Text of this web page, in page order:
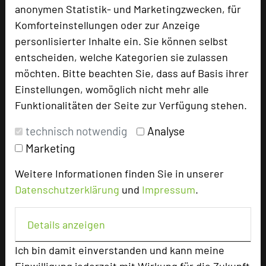
anonymen Statistik- und Marketingzwecken, für
Komforteinstellungen oder zur Anzeige
personlisierter Inhalte ein. Sie können selbst
entscheiden, welche Kategorien sie zulassen
möchten. Bitte beachten Sie, dass auf Basis ihrer
Einstellungen, womöglich nicht mehr alle
Funktionalitäten der Seite zur Verfügung stehen.
technisch notwendig
Analyse
Marketing
Weitere Informationen finden Sie in unserer
Datenschutzerklärung und Impressum.
Details anzeigen
Ich bin damit einverstanden und kann meine
Tagungsleiter
Hotel bewerten
Hoteldaten
Max. Tagungskapazität (Personen)
Parlamentarisch
Reihenbestuhlung
Ausstellungsfläche
Zimmer
Doppelzimmer
34